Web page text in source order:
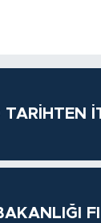
TARİHTEN